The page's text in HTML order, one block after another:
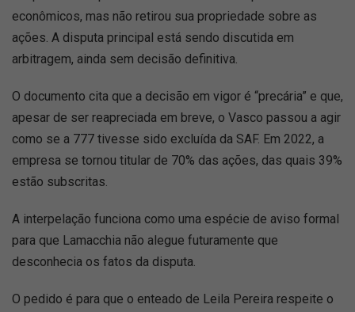
econômicos, mas não retirou sua propriedade sobre as
ações. A disputa principal está sendo discutida em
arbitragem, ainda sem decisão definitiva.
O documento cita que a decisão em vigor é “precária” e que,
apesar de ser reapreciada em breve, o Vasco passou a agir
como se a 777 tivesse sido excluída da SAF. Em 2022, a
empresa se tornou titular de 70% das ações, das quais 39%
estão subscritas.
A interpelação funciona como uma espécie de aviso formal
para que Lamacchia não alegue futuramente que
desconhecia os fatos da disputa.
O pedido é para que o enteado de Leila Pereira respeite o